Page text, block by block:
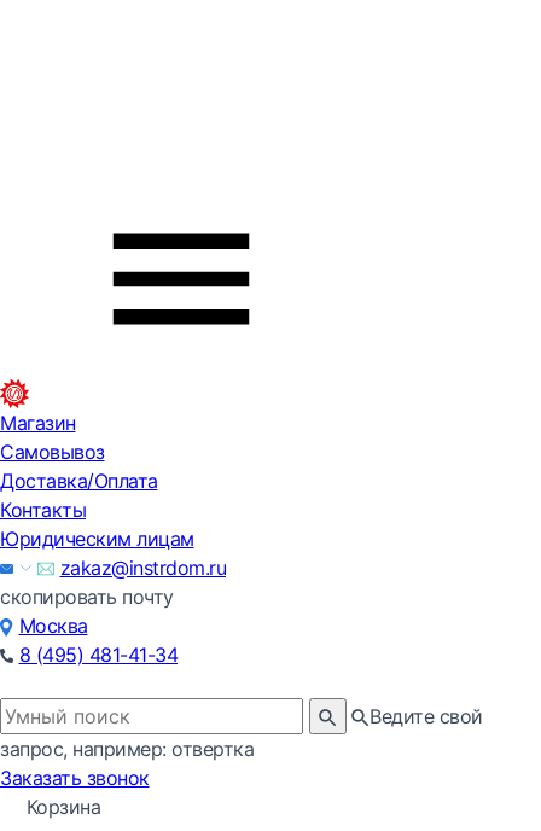
Магазин
Самовывоз
Доставка/Оплата
Контакты
Юридическим лицам
zakaz@instrdom.ru
скопировать почту
Москва
8 (495) 481-41-34
Ведите свой
запрос, например: отвертка
Заказать звонок
Корзина